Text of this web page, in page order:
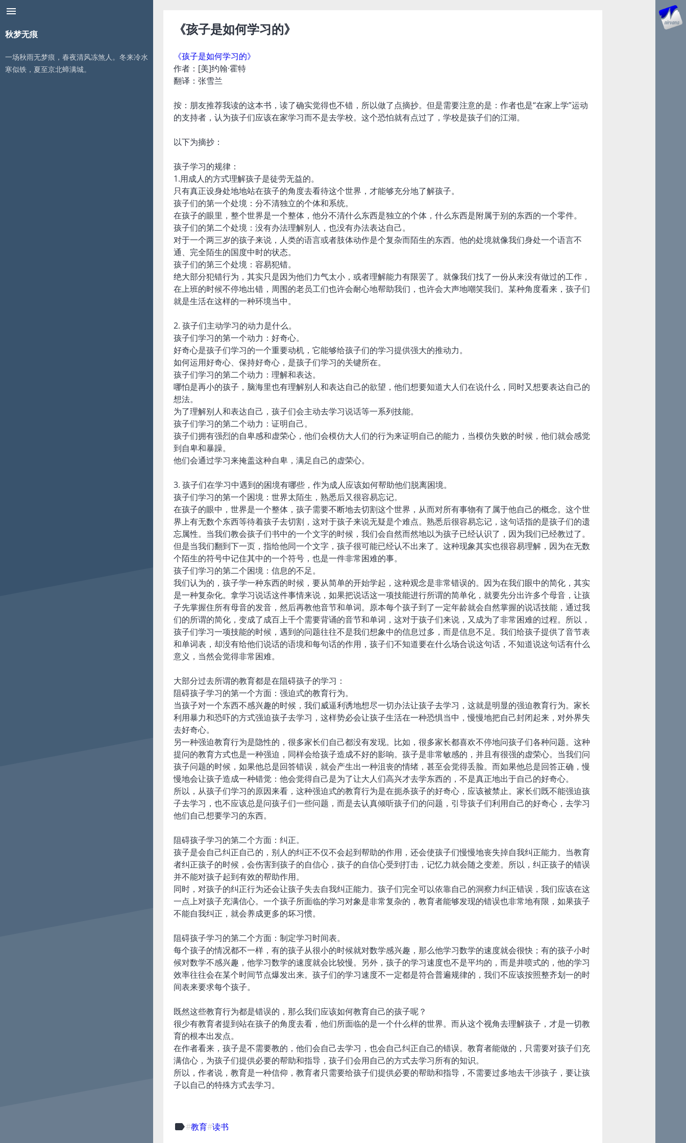
menu
秋梦无痕
一场秋雨无梦痕，春夜清风冻煞人。冬来冷水
寒似铁，夏至京北蟑满城。
《孩子是如何学习的》
《孩子是如何学习的》
作者：[美]约翰·霍特
翻译：张雪兰
按：朋友推荐我读的这本书，读了确实觉得也不错，所以做了点摘抄。但是需要注意的是：作者也是“在家上学”运动
的支持者，认为孩子们应该在家学习而不是去学校。这个恐怕就有点过了，学校是孩子们的江湖。
以下为摘抄：
孩子学习的规律：
1.用成人的方式理解孩子是徒劳无益的。
只有真正设身处地地站在孩子的角度去看待这个世界，才能够充分地了解孩子。
孩子们的第一个处境：分不清独立的个体和系统。
在孩子的眼里，整个世界是一个整体，他分不清什么东西是独立的个体，什么东西是附属于别的东西的一个零件。
孩子们的第二个处境：没有办法理解别人，也没有办法表达自己。
对于一个两三岁的孩子来说，人类的语言或者肢体动作是个复杂而陌生的东西。他的处境就像我们身处一个语言不
通、完全陌生的国度中时的状态。
孩子们的第三个处境：容易犯错。
绝大部分犯错行为，其实只是因为他们力气太小，或者理解能力有限罢了。就像我们找了一份从来没有做过的工作，
在上班的时候不停地出错，周围的老员工们也许会耐心地帮助我们，也许会大声地嘲笑我们。某种角度看来，孩子们
就是生活在这样的一种环境当中。
2. 孩子们主动学习的动力是什么。
孩子们学习的第一个动力：好奇心。
好奇心是孩子们学习的一个重要动机，它能够给孩子们的学习提供强大的推动力。
如何运用好奇心、保持好奇心，是孩子们学习的关键所在。
孩子们学习的第二个动力：理解和表达。
哪怕是再小的孩子，脑海里也有理解别人和表达自己的欲望，他们想要知道大人们在说什么，同时又想要表达自己的
想法。
为了理解别人和表达自己，孩子们会主动去学习说话等一系列技能。
孩子们学习的第二个动力：证明自己。
孩子们拥有强烈的自卑感和虚荣心，他们会模仿大人们的行为来证明自己的能力，当模仿失败的时候，他们就会感觉
到自卑和暴躁。
他们会通过学习来掩盖这种自卑，满足自己的虚荣心。
3. 孩子们在学习中遇到的困境有哪些，作为成人应该如何帮助他们脱离困境。
孩子们学习的第一个困境：世界太陌生，熟悉后又很容易忘记。
在孩子的眼中，世界是一个整体，孩子需要不断地去切割这个世界，从而对所有事物有了属于他自己的概念。这个世
界上有无数个东西等待着孩子去切割，这对于孩子来说无疑是个难点。熟悉后很容易忘记，这句话指的是孩子们的遗
忘属性。当我们教会孩子们书中的一个文字的时候，我们会自然而然地以为孩子已经认识了，因为我们已经教过了。
但是当我们翻到下一页，指给他同一个文字，孩子很可能已经认不出来了。这种现象其实也很容易理解，因为在无数
个陌生的符号中记住其中的一个符号，也是一件非常困难的事。
孩子们学习的第二个困境：信息的不足。
我们认为的，孩子学一种东西的时候，要从简单的开始学起，这种观念是非常错误的。因为在我们眼中的简化，其实
是一种复杂化。拿学习说话这件事情来说，如果把说话这一项技能进行所谓的简单化，就要先分出许多个母音，让孩
子先掌握住所有母音的发音，然后再教他音节和单词。原本每个孩子到了一定年龄就会自然掌握的说话技能，通过我
们的所谓的简化，变成了成百上千个需要背诵的音节和单词，这对于孩子们来说，又成为了非常困难的过程。所以，
孩子们学习一项技能的时候，遇到的问题往往不是我们想象中的信息过多，而是信息不足。我们给孩子提供了音节表
和单词表，却没有给他们说话的语境和每句话的作用，孩子们不知道要在什么场合说这句话，不知道说这句话有什么
意义，当然会觉得非常困难。
大部分过去所谓的教育都是在阻碍孩子的学习：
阻碍孩子学习的第一个方面：强迫式的教育行为。
当孩子对一个东西不感兴趣的时候，我们威逼利诱地想尽一切办法让孩子去学习，这就是明显的强迫教育行为。家长
利用暴力和恐吓的方式强迫孩子去学习，这样势必会让孩子生活在一种恐惧当中，慢慢地把自己封闭起来，对外界失
去好奇心。
另一种强迫教育行为是隐性的，很多家长们自己都没有发现。比如，很多家长都喜欢不停地问孩子们各种问题。这种
提问的教育方式也是一种强迫，同样会给孩子造成不好的影响。孩子是非常敏感的，并且有很强的虚荣心。当我们问
孩子问题的时候，如果他总是回答错误，就会产生出一种沮丧的情绪，甚至会觉得丢脸。而如果他总是回答正确，慢
慢地会让孩子造成一种错觉：他会觉得自己是为了让大人们高兴才去学东西的，不是真正地出于自己的好奇心。
所以，从孩子们学习的原因来看，这种强迫式的教育行为是在扼杀孩子的好奇心，应该被禁止。家长们既不能强迫孩
子去学习，也不应该总是问孩子们一些问题，而是去认真倾听孩子们的问题，引导孩子们利用自己的好奇心，去学习
他们自己想要学习的东西。
阻碍孩子学习的第二个方面：纠正。
孩子是会自己纠正自己的，别人的纠正不仅不会起到帮助的作用，还会使孩子们慢慢地丧失掉自我纠正能力。当教育
者纠正孩子的时候，会伤害到孩子的自信心，孩子的自信心受到打击，记忆力就会随之变差。所以，纠正孩子的错误
并不能对孩子起到有效的帮助作用。
同时，对孩子的纠正行为还会让孩子失去自我纠正能力。孩子们完全可以依靠自己的洞察力纠正错误，我们应该在这
一点上对孩子充满信心。一个孩子所面临的学习对象是非常复杂的，教育者能够发现的错误也非常地有限，如果孩子
不能自我纠正，就会养成更多的坏习惯。
阻碍孩子学习的第二个方面：制定学习时间表。
每个孩子的情况都不一样，有的孩子从很小的时候就对数学感兴趣，那么他学习数学的速度就会很快；有的孩子小时
候对数学不感兴趣，他学习数学的速度就会比较慢。另外，孩子的学习速度也不是平均的，而是井喷式的，他的学习
效率往往会在某个时间节点爆发出来。孩子们的学习速度不一定都是符合普遍规律的，我们不应该按照整齐划一的时
间表来要求每个孩子。
既然这些教育行为都是错误的，那么我们应该如何教育自己的孩子呢？
很少有教育者提到站在孩子的角度去看，他们所面临的是一个什么样的世界。而从这个视角去理解孩子，才是一切教
育的根本出发点。
在作者看来，孩子是不需要教的，他们会自己去学习，也会自己纠正自己的错误。教育者能做的，只需要对孩子们充
满信心，为孩子们提供必要的帮助和指导，孩子们会用自己的方式去学习所有的知识。
所以，作者说，教育是一种信仰，教育者只需要给孩子们提供必要的帮助和指导，不需要过多地去干涉孩子，要让孩
子以自己的特殊方式去学习。
label 教育 读书